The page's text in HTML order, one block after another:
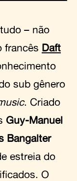
– não
francês Daft
sub gênero
. Criado
Guy-Manuel
Bangalter
estreia do
O